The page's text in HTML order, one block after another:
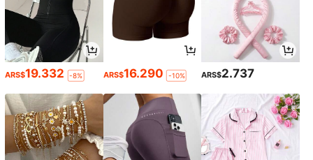
ARS$19.332 -8% ARS$16.290 -10% ARS$2.737